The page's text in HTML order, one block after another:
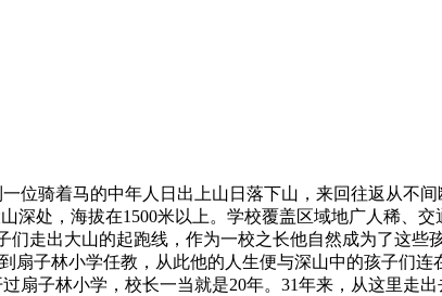
位骑着马的中年人日出上山日落下山，来回往返从不
深处，海拔在1500米以上。学校覆盖区域地广人稀、
走出大山的起跑线，作为一校之长他自然成为了这
扇子林小学任教，从此他的人生便与深山中的孩子们
子林小学，校长一当就是20年。31年来，从这里走